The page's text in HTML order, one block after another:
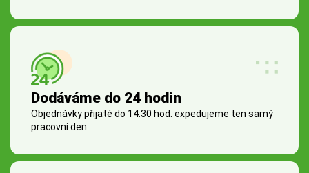
Dodáváme do 24 hodin
Objednávky přijaté do 14:30 hod. expedujeme ten samý
pracovní den.